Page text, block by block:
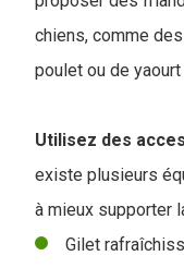
chiens, comme
poulet ou de yaourt
Utilisez des
existe plusieurs
à mieux supporter
Gilet